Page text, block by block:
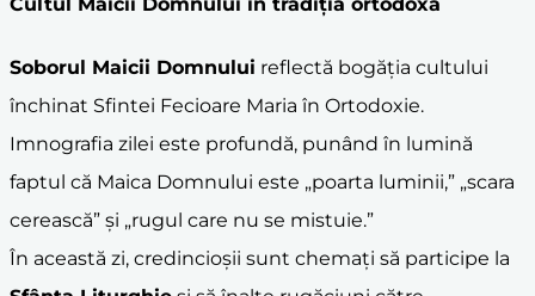
Soborul Maicii Domnului reflectă bogăția cultului
închinat Sfintei Fecioare Maria în Ortodoxie.
Imnografia zilei este profundă, punând în lumină
faptul că Maica Domnului este „poarta luminii,” „scara
cerească” și „rugul care nu se mistuie.”
În această zi, credincioșii sunt chemați să participe la